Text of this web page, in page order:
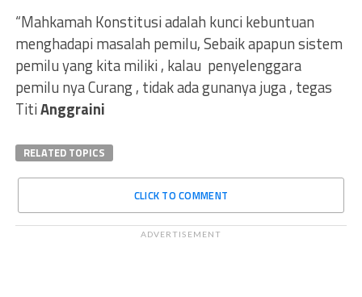
“Mahkamah Konstitusi adalah kunci kebuntuan
menghadapi masalah pemilu, Sebaik apapun sistem
pemilu yang kita miliki , kalau penyelenggara
pemilu nya Curang , tidak ada gunanya juga , tegas
TitiAnggraini
RELATED TOPICS
CLICK TO COMMENT
ADVERTISEMENT